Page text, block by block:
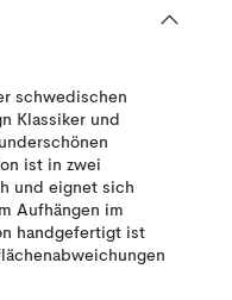
schwedischen
Klassiker und
ist in zwei
und eignet sich
Aufhängen im
handgefertigt ist